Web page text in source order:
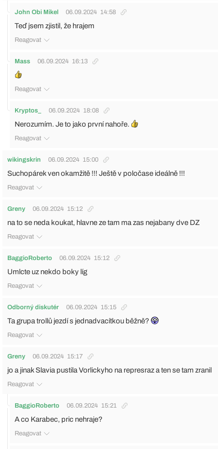
John Obi Mikel 06.09.2024 14:58
Teď jsem zjistil, že hrajem
Reagovat
Mass 06.09.2024 16:13
Reagovat
Kryptos_ 06.09.2024 18:08
Nerozumím. Je to jako první nahoře.
Reagovat
wikingskrin 06.09.2024 15:00
Suchopárek ven okamžitě !!! Ještě v poločase ideálně !!!
Reagovat
Greny 06.09.2024 15:12
na to se neda koukat, hlavne ze tam ma zas nejabany dve DZ
Reagovat
BaggioRoberto 06.09.2024 15:12
Umlcte uz nekdo boky líg
Reagovat
Odborný diskutér 06.09.2024 15:15
Ta grupa trollů jezdí s jednadvacítkou běžně?
Reagovat
Greny 06.09.2024 15:17
jo a jinak Slavia pustila Vorlickyho na represraz a ten se tam zranil
Reagovat
BaggioRoberto 06.09.2024 15:21
A co Karabec, pric nehraje?
Reagovat